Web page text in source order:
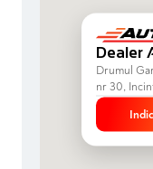
Dealer
Drumul
nr 30,